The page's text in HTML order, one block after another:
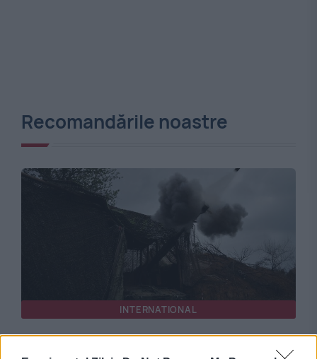
Recomandările noastre
INTERNATIONAL
Volodimir Zelenski anunță operațiuni speciale